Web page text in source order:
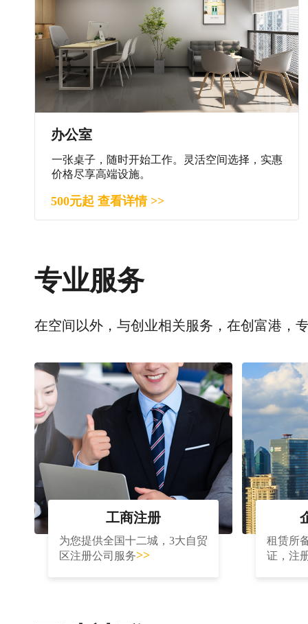
办公室
一张桌子，随时开始工作。灵活空间选择，实惠
价格尽享高端设施。
500元起 查看详情 >>
专业服务
在空间以外，与创业相关服务，在创富港，
工商注册
为您提供全国十二城，3大自贸
区注册公司服务>>
租赁所
证，注